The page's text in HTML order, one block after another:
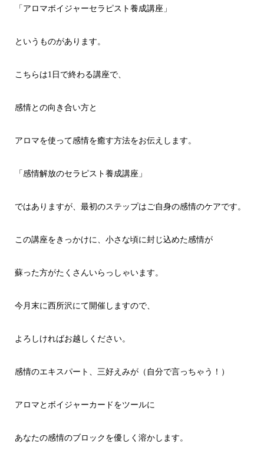
「アロマボイジャーセラピスト養成講座」
というものがあります。
こちらは1日で終わる講座で、
感情との向き合い方と
アロマを使って感情を癒す方法をお伝えします。
「感情解放のセラピスト養成講座」
ではありますが、最初のステップはご自身の感情のケアです。
この講座をきっかけに、小さな頃に封じ込めた感情が
蘇った方がたくさんいらっしゃいます。
今月末に西所沢にて開催しますので、
よろしければお越しください。
感情のエキスパート、三好えみが（自分で言っちゃう！）
アロマとボイジャーカードをツールに
あなたの感情のブロックを優しく溶かします。